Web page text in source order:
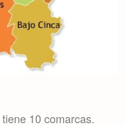
tiene 10 comarcas.